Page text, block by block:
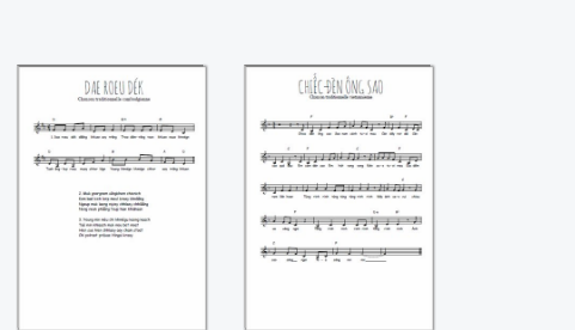
Dae roeu dék Chiec dèn ông sao